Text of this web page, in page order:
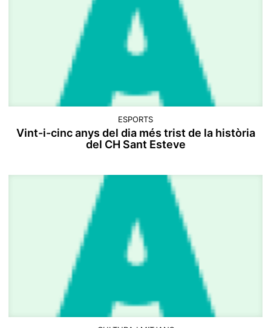
ESPORTS
Vint-i-cinc anys del dia més trist de la història
del CH Sant Esteve